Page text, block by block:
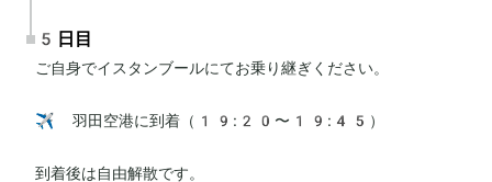
5日目
ご自身でイスタンブールにてお乗り継ぎください。
✈️ 羽田空港に到着（19:20〜19:45）
到着後は自由解散です。